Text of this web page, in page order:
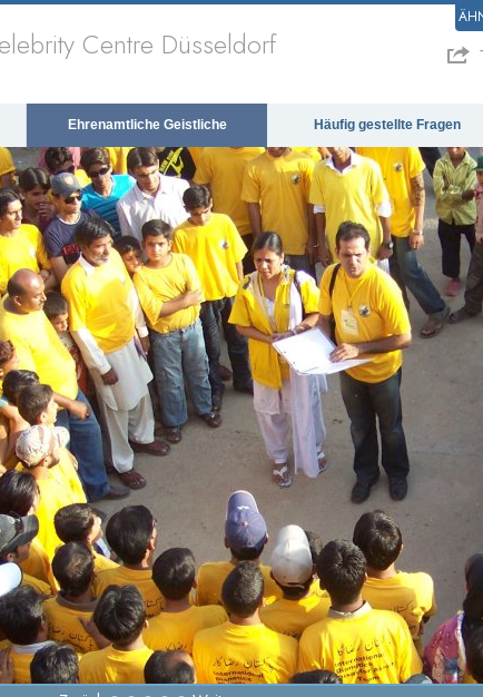
Centre Düsseldorf
Ehrenamtliche Geistliche Häufig gestellte Fragen
be loaded, either because the server or
format is not supported.